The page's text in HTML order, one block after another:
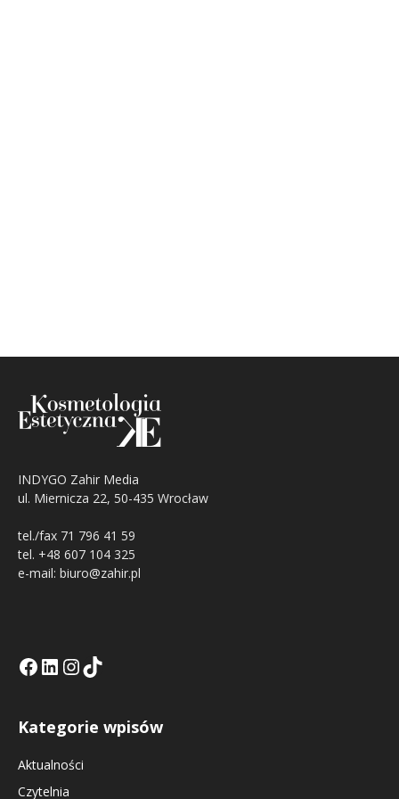
INDYGO Zahir Media
ul. Miernicza 22, 50-435 Wrocław
tel./fax 71 796 41 59
tel. +48 607 104 325
e-mail: biuro@zahir.pl
Facebook
LinkedIn
Tik Tok KEInstagramm KE
Kategorie wpisów
Aktualności
Czytelnia